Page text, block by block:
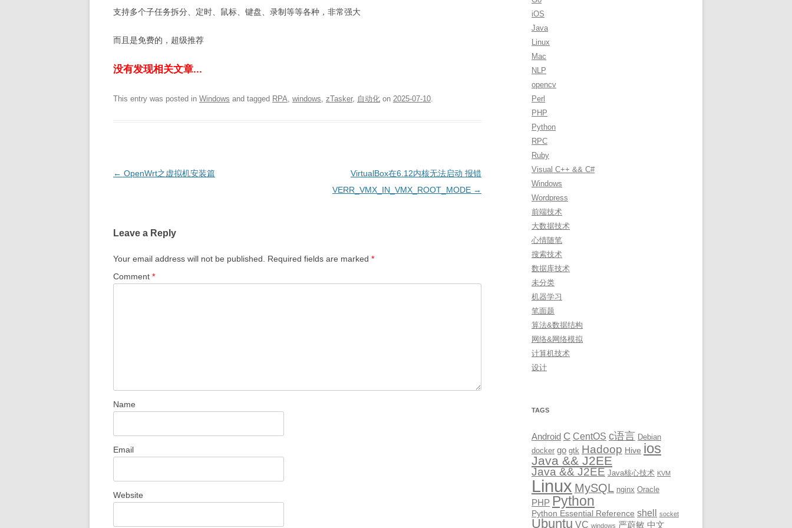
支持多个子任务拆分、定时、鼠标、键盘、录制等等各种，非常强大
而且是免费的，超级推荐
没有发现相关文章...
This entry was posted in Windows and tagged RPA, windows, zTasker, 自动化 on 2025-07-10.
Post
← OpenWrt之虚拟机安装篇
VirtualBox在6.12内核无法启动 报错
VERR_VMX_IN_VMX_ROOT_MODE →
Leave a Reply
Your email address will not be published. Required fields are marked *
Comment *
Name
Email
Website
r
:
iOS
Java
Linux
Mac
NLP
opencv
Perl
PHP
Python
RPC
Ruby
Visual C++ && C#
Windows
Wordpress
前端技术
大数据技术
心情随笔
搜索技术
数据库技术
未分类
机器学习
笔面题
算法&数据结构
网络&网络模拟
计算机技术
设计
TAGS
Android C CentOS c语言 Debian
docker go gtk Hadoop Hive ios
Java && J2EE
Java && J2EE Java核心技术 KVM
Linux MySQL nginx Oracle
PHP Python
Python Essential Reference shell socket
Ubuntu VC windows 严蔚敏 中文